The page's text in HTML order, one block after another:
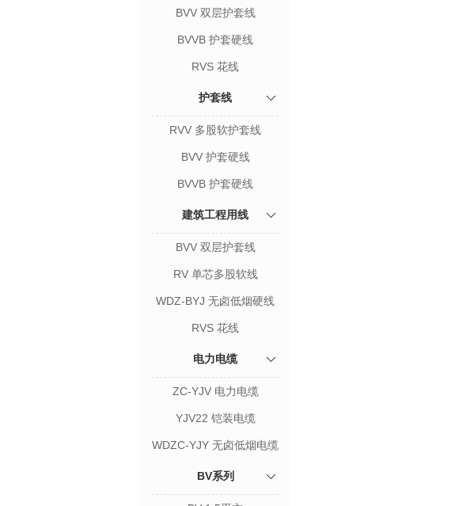
BVV 双层护套线
BVVB 护套硬线
RVS 花线
护套线
RVV 多股软护套线
BVV 护套硬线
BVVB 护套硬线
建筑工程用线
BVV 双层护套线
RV 单芯多股软线
WDZ-BYJ 无卤低烟硬线
RVS 花线
电力电缆
ZC-YJV 电力电缆
YJV22 铠装电缆
WDZC-YJY 无卤低烟电缆
BV系列